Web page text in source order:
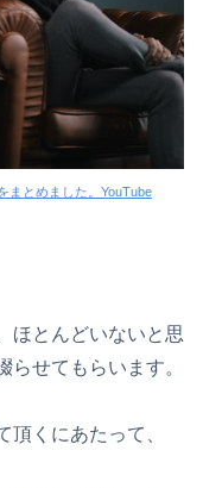
まとめました。YouTube
ほとんどいないと思
らせてもらいます。
頂くにあたって、